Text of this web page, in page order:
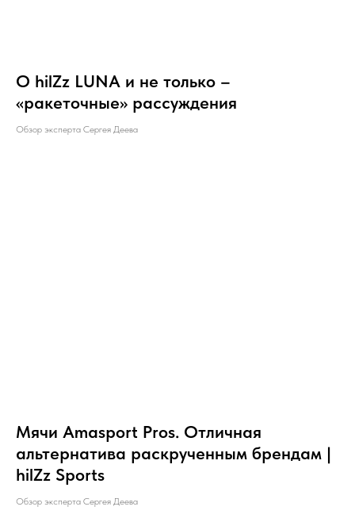
О hilZz LUNA и не только –
«ракеточные» рассуждения
Обзор эксперта Сергея Деева
Мячи Amasport Pros. Отличная
альтернатива раскрученным брендам |
hilZz Sports
Обзор эксперта Сергея Деева